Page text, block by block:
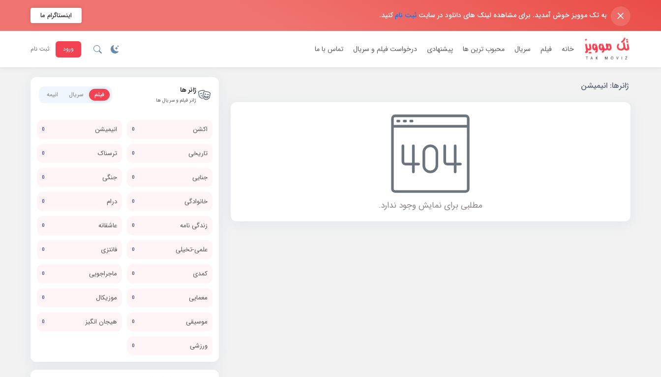
× به تک موویز خوش آمدید. برای مشاهده لینک های دانلود در سایت ثبت نامکنید. اینستاگرام ما
خانه فیلم سریال محبوب ترین ها پیشنهادی درخواست فیلم و سریال تماس با ما ورود ثبت نام
ژانر‌ها: انیمیشن
مطلبی برای نمایش وجود ندارد.
ژانر ها
ژانر فیلم و سریال ها
فیلم سریال انیمه
اکشن 0 انیمیشن 0
تاریخی 0 ترسناک 0
جنایی 0 جنگی 0
خانوادگی 0 درام 0
زندگی نامه 0 عاشقانه 0
علمی-تخیلی 0 فانتزی 0
کمدی 0 ماجراجویی 0
معمایی 0 موزیکال 0
موسیقی 0 هیجان انگیز 0
ورزشی 0